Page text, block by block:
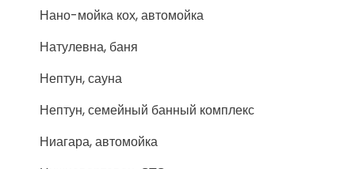
Нано-мойка кох, автомойка
Натулевна, баня
Нептун, сауна
Нептун, семейный банный комплекс
Ниагара, автомойка